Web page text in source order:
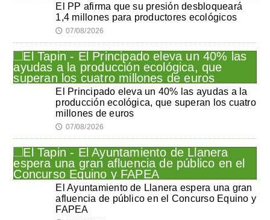
El PP afirma que su presión desbloqueará
1,4 millones para productores ecológicos
🕔 07/08/2026
El Principado eleva un 40% las ayudas a la
producción ecológica, que superan los cuatro
millones de euros
🕔 07/08/2026
El Ayuntamiento de Llanera espera una gran
afluencia de público en el Concurso Equino y
FAPEA